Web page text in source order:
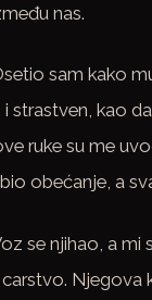
nas.
sam kako
i strastven, kao
ruke su me
obećanje, a
se njihao, a mi
Njegova